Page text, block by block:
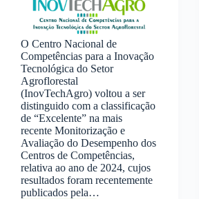
O Centro Nacional de
Competências para a Inovação
Tecnológica do Setor
Agroflorestal
(InovTechAgro) voltou a ser
distinguido com a classificação
de “Excelente” na mais
recente Monitorização e
Avaliação do Desempenho dos
Centros de Competências,
relativa ao ano de 2024, cujos
resultados foram recentemente
publicados pela…